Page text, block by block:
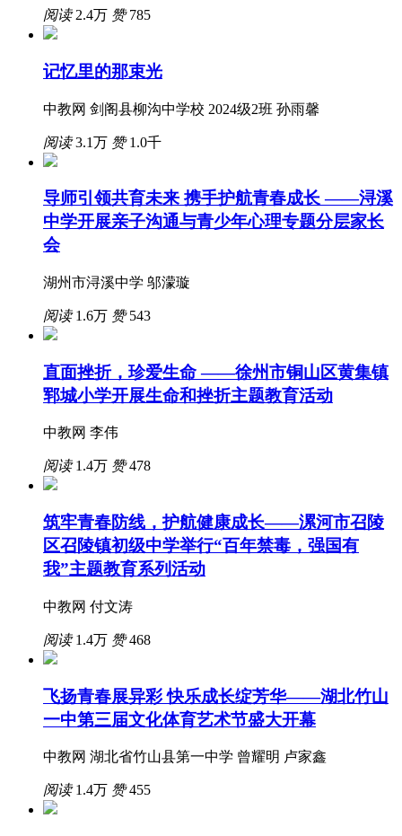
阅读2.4万 赞785
记忆里的那束光
中教网 剑阁县柳沟中学校 2024级2班 孙雨馨
阅读3.1万 赞1.0千
导师引领共育未来 携手护航青春成长 ——浔溪
中学开展亲子沟通与青少年心理专题分层家长
会
湖州市浔溪中学 邬濛璇
阅读1.6万 赞543
直面挫折，珍爱生命 ——徐州市铜山区黄集镇
郓城小学开展生命和挫折主题教育活动
中教网 李伟
阅读1.4万 赞478
筑牢青春防线，护航健康成长——漯河市召陵
区召陵镇初级中学举行“百年禁毒，强国有
我”主题教育系列活动
中教网 付文涛
阅读1.4万 赞468
飞扬青春展异彩 快乐成长绽芳华——湖北竹山
一中第三届文化体育艺术节盛大开幕
中教网 湖北省竹山县第一中学 曾耀明 卢家鑫
阅读1.4万 赞455